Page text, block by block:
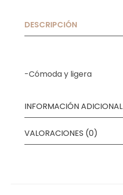
DESCRIPCIÓN
-Cómoda y ligera
INFORMACIÓN ADICIONAL
VALORACIONES (0)